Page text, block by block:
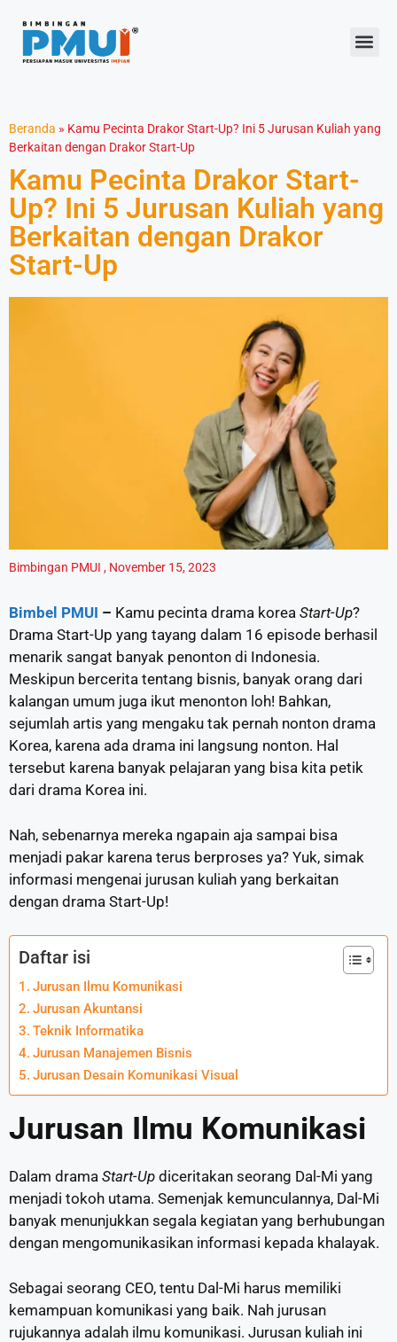
Beranda » Kamu Pecinta Drakor Start-Up? Ini 5 Jurusan Kuliah yang
Berkaitan dengan Drakor Start-Up
Kamu Pecinta Drakor Start-
Up? Ini 5 Jurusan Kuliah yang
Berkaitan dengan Drakor
Start-Up
Bimbingan PMUI , November 15, 2023
Bimbel PMUI – Kamu pecinta drama korea Start-Up?
Drama Start-Up yang tayang dalam 16 episode berhasil
menarik sangat banyak penonton di Indonesia.
Meskipun bercerita tentang bisnis, banyak orang dari
kalangan umum juga ikut menonton loh! Bahkan,
sejumlah artis yang mengaku tak pernah nonton drama
Korea, karena ada drama ini langsung nonton. Hal
tersebut karena banyak pelajaran yang bisa kita petik
dari drama Korea ini.
Nah, sebenarnya mereka ngapain aja sampai bisa
menjadi pakar karena terus berproses ya? Yuk, simak
informasi mengenai jurusan kuliah yang berkaitan
dengan drama Start-Up!
Daftar isi
Jurusan Ilmu Komunikasi
Jurusan Akuntansi
Teknik Informatika
Jurusan Manajemen Bisnis
Jurusan Desain Komunikasi Visual
Jurusan Ilmu Komunikasi
Dalam drama Start-Up diceritakan seorang Dal-Mi yang
menjadi tokoh utama. Semenjak kemunculannya, Dal-Mi
banyak menunjukkan segala kegiatan yang berhubungan
dengan mengomunikasikan informasi kepada khalayak.
Sebagai seorang CEO, tentu Dal-Mi harus memiliki
kemampuan komunikasi yang baik. Nah jurusan
rujukannya adalah ilmu komunikasi. Jurusan kuliah ini